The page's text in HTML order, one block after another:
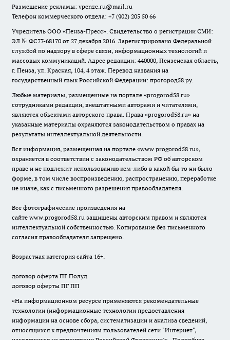
Размещение рекламы: vpenze.ru@mail.ru
Телефон коммерческого отдела: +7 (902) 205 50 66
Учредитель ООО «Пенза-Пресс». Свидетельство о регистрации СМИ:
ЭЛ № ФС77-68170 от 27 декабря 2016. Зарегистрировано Федеральной
службой по надзору в сфере связи, информационных технологий и
массовых коммуникаций. Адрес редакции: 440000, Пензенская область,
г. Пенза, ул. Красная, 104, 4 этаж. Перевод названия на
государственный язык Российской Федерации: прогород58.ру.
Любые материалы, размещенные на портале «progorod58.ru»
сотрудниками редакции, внештатными авторами и читателями,
являются объектами авторского права. Права «progorod58.ru» на
указанные материалы охраняются законодательством о правах на
результаты интеллектуальной деятельности.
Вся информация, размещенная на портале «www.progorod58.ru»,
охраняется в соответствии с законодательством РФ об авторском
праве и не подлежит использованию кем-либо в какой бы то ни было
форме, в том числе воспроизведению, распространению, переработке
не иначе, как с письменного разрешения правообладателя.
Все фотографические произведения на
сайте www.progorod58.ru защищены авторским правом и являются
интеллектуальной собственностью. Копирование без письменного
согласия правообладателя запрещено.
Возрастная категория сайта 16+.
договор оферта ПГ Полуд
договор оферты ПГ ПП
«На информационном ресурсе применяются рекомендательные
технологии (информационные технологии предоставления
информации на основе сбора, систематизации и анализа сведений,
относящихся к предпочтениям пользователей сети "Интернет",